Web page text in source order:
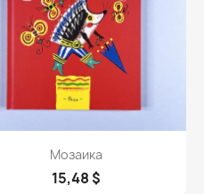
Просмотр
Мозаика
15,48 $